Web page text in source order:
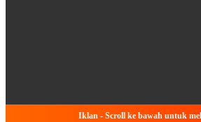
Iklan - Scroll ke bawah untuk